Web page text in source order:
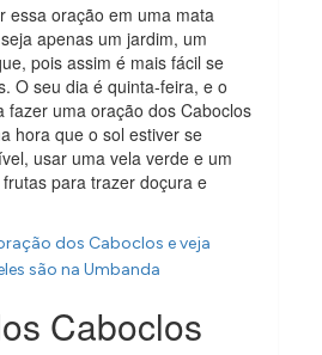
essa oração em uma mata
apenas um jardim, um
pois assim é mais fácil se
O seu dia é quinta-feira, e o
fazer uma oração dos Caboclos
hora que o sol estiver se
usar uma vela verde e um
para trazer doçura e
dos Caboclos e veja
são na Umbanda
Caboclos